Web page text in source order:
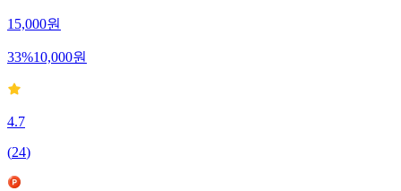
15,000원
33%10,000원
4.7
(24)